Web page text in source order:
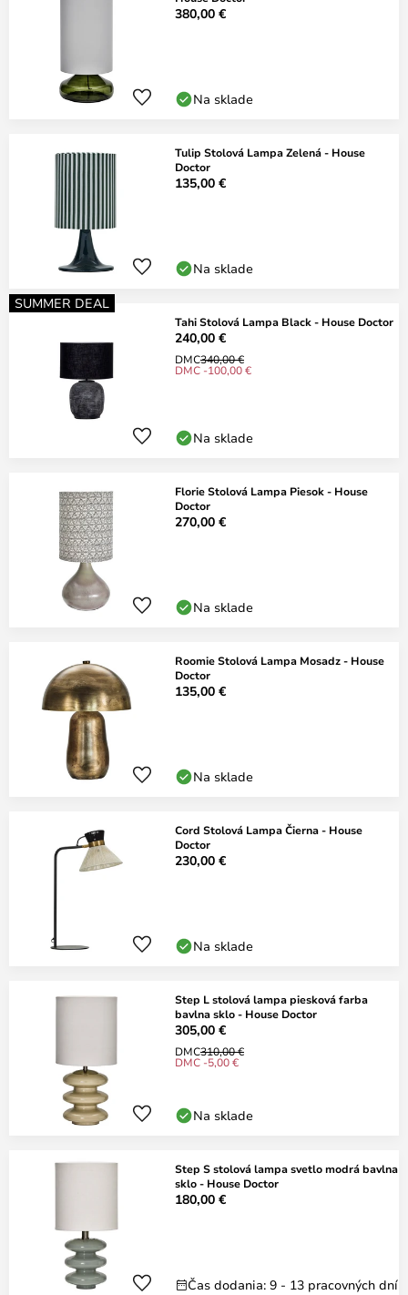
380,00 €
Na sklade
Tulip Stolová Lampa Zelená - House
Doctor
135,00 €
Na sklade
SUMMER DEAL
Tahi Stolová Lampa Black - House Doctor
240,00 €
DMC340,00 €
DMC -100,00 €
Na sklade
Florie Stolová Lampa Piesok - House
Doctor
270,00 €
Na sklade
Roomie Stolová Lampa Mosadz - House
Doctor
135,00 €
Na sklade
Cord Stolová Lampa Čierna - House
Doctor
230,00 €
Na sklade
Step L stolová lampa piesková farba
bavlna sklo - House Doctor
305,00 €
DMC310,00 €
DMC -5,00 €
Na sklade
Step S stolová lampa svetlo modrá bavlna
sklo - House Doctor
180,00 €
Čas dodania: 9 - 13 pracovných dní